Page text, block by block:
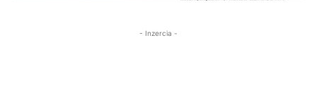
- Inzercia -